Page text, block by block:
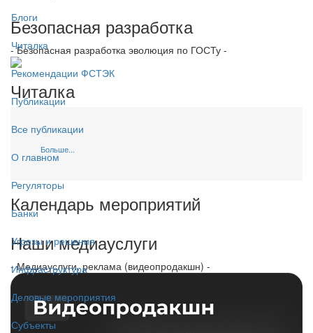
Блоги
Читалка
Рекомендации ФСТЭК
Публикации
Все публикации
О главном
Регуляторы
Банки
Угрозы и решения
Инфраструктура
Деловые мероприятия
Субъекты
Безопасная разработка
- Безопасная разработка эволюция по ГОСТу -
Читалка
Больше...
Календарь мероприятий
Наши медиауслуги
- Медиауслуги, реклама (видеопродакшн) -